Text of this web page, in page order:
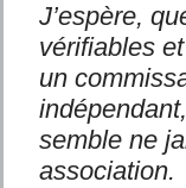
J’espère,
vérifiables
un
semble ne
association.